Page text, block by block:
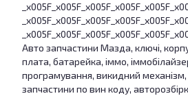
Авто запчастини Мазда, ключі,
плата, батарейка, іммо,
програмування, викидний механізм,
запчастини по вин коду,